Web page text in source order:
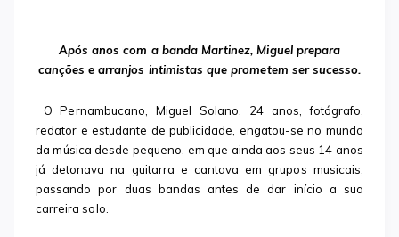
Após anos com a banda Martinez, Miguel prepara
canções e arranjos intimistas que prometem ser sucesso.
O Pernambucano, Miguel Solano, 24 anos, fotógrafo,
redator e estudante de publicidade, engatou-se no mundo
da música desde pequeno, em que ainda aos seus 14 anos
já detonava na guitarra e cantava em grupos musicais,
passando por duas bandas antes de dar início a sua
carreira solo.